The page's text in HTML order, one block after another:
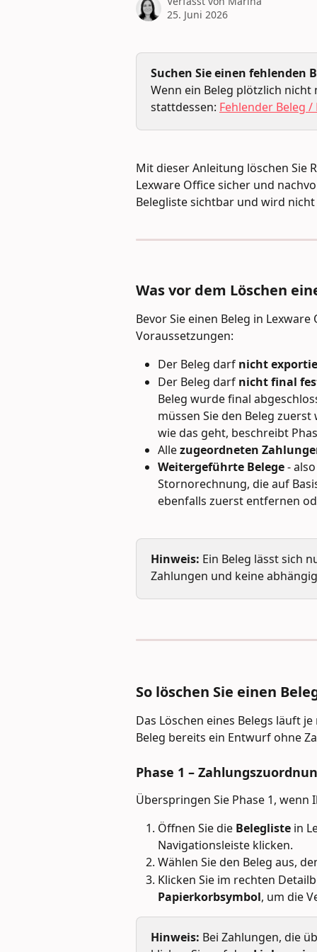
25. Juni 2026
Suchen Sie einen fehlenden
Wenn ein Beleg plötzlich
stattdessen: Fehlender Beleg
Mit dieser Anleitung löschen Sie
Lexware Office sicher und
Belegliste sichtbar und wird
Was vor dem Löschen
Bevor Sie einen Beleg in
Voraussetzungen:
Der Beleg darf nicht
Der Beleg darf nicht final
Beleg wurde final
müssen Sie den Beleg
wie das geht, beschreibt
Alle zugeordneten
Weitergeführte Belege -
Stornorechnung, die auf
ebenfalls zuerst entfernen
Hinweis: Ein Beleg lässt sich
Zahlungen und keine
So löschen Sie einen
Das Löschen eines Belegs läuft
Beleg bereits ein Entwurf ohne
Phase 1 –
Überspringen Sie Phase 1,
Öffnen Sie die Belegliste in
Navigationsleiste klicken.
Wählen Sie den Beleg aus,
Klicken Sie im rechten
Papierkorbsymbol, um die
Hinweis: Bei Zahlungen, die